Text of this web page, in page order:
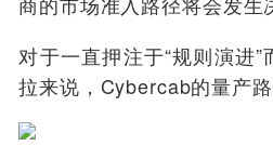
对于一直押注于“规则演进”
拉来说，Cybercab的量产路